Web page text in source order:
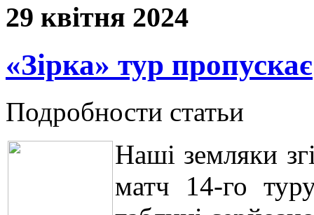
29 квітня 2024
«Зірка» тур пропускає
Подробности статьи
Наші земляки
матч 14-го